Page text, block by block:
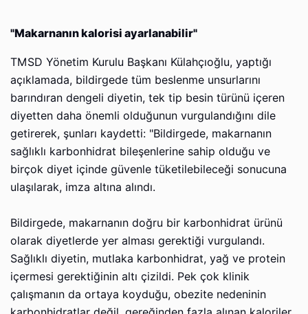
"Makarnanın kalorisi ayarlanabilir"
TMSD Yönetim Kurulu Başkanı Külahçıoğlu, yaptığı
açıklamada, bildirgede tüm beslenme unsurlarını
barındıran dengeli diyetin, tek tip besin türünü içeren
diyetten daha önemli olduğunun vurgulandığını dile
getirerek, şunları kaydetti: "Bildirgede, makarnanın
sağlıklı karbonhidrat bileşenlerine sahip olduğu ve
birçok diyet içinde güvenle tüketilebileceği sonucuna
ulaşılarak, imza altına alındı.
Bildirgede, makarnanın doğru bir karbonhidrat ürünü
olarak diyetlerde yer alması gerektiği vurgulandı.
Sağlıklı diyetin, mutlaka karbonhidrat, yağ ve protein
içermesi gerektiğinin altı çizildi. Pek çok klinik
çalışmanın da ortaya koyduğu, obezite nedeninin